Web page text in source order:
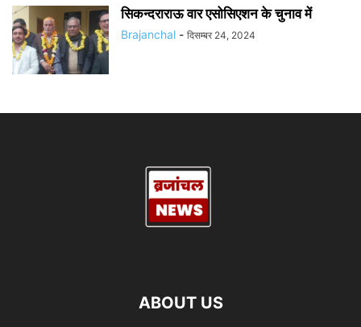
सिकन्दराराऊ वार एसोसिएशन के चुनाव में
Brajanchal - दिसम्बर 24, 2024
ABOUT US